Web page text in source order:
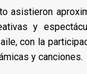
asistieron
y
con la
y canciones.